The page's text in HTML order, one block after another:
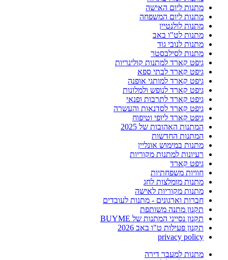
מתנות ליום האישה
מתנות ליום המשפחה
מתנות לולנטיין
מתנות לט"ו באב
מתנות לנובי גוד
מתנות לסילבסטר
גיפט קארד למתנות קולינריות
גיפט קארד לבתי ספא
גיפט קארד למותגי אופנה
גיפט קארד לנופש ולמלונות
גיפט קארד לתרבות ופנאי
גיפט קארד לסדנאות והעשרה
גיפט קארד ליופי וטיפוח
המתנות האהובות של 2025
המתנות החדשות
מתנות במימוש אונליין
רעיונות למתנות מקוריות
גיפט קארד
חוויות משפחתיות
מתנות מומלצות לחג
מתנות מקוריות לאישה
חברות וארגונים - מתנות לעובדים
תקנון מתנה משותפת
תקנון נסייני המתנות של BUYME
תקנון פעילות ט"ו באב 2026
privacy policy
מתנות למעבר דירה